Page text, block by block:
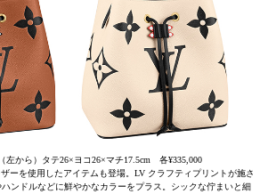
左から）タテ26×ヨコ26×マチ17.5cm 各¥335,000
ーを使用したアイテムも登場。LV クラフティプリントが施さ
ンドルなどに鮮やかなカラーをプラス。シックな佇まいと細